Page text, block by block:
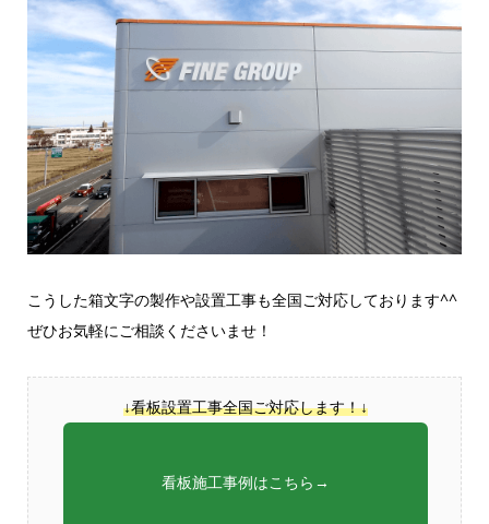
こうした箱文字の製作や設置工事も全国ご対応しております^^
ぜひお気軽にご相談くださいませ！
↓看板設置工事全国ご対応します！↓
看板施工事例はこちら→